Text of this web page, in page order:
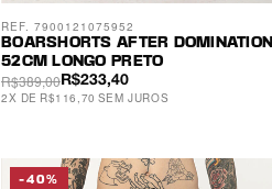
BOARSHORTS AFTER DOMINATION
52CM LONGO PRETO
R$233,40
R$389,00
2X DE R$116,70 SEM JUROS
REF. 7900121075952
-40%